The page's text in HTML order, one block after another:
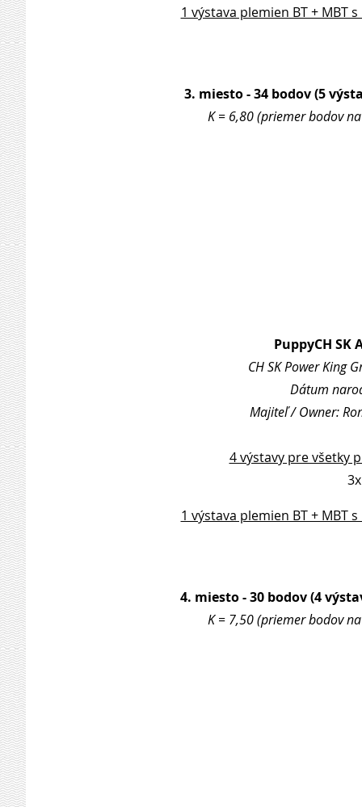
1 výstava plemien BT + MBT
3. miesto - 34 bodov (5
K = 6,80 (priemer bodov
PuppyCH SK
CH SK Power King
Dátum
Majiteľ / Owner:
4 výstavy pre všetky
1 výstava plemien BT + MBT
4. miesto - 30 bodov (4
K = 7,50 (priemer bodov